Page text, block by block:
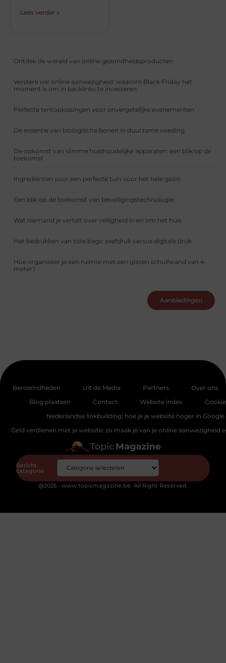
Lees verder »
Ontdek de wereld van online gezondheidsproducten
Versterk uw online aanwezigheid: waarom Black Friday hét
moment is om in backlinks te investeren
Perfecte tentoplossingen voor onvergetelijke evenementen
De essentie van biologische bonen in duurzame voeding
De opkomst van slimme huishoudelijke apparaten: een blik op de
toekomst
Ingrediënten voor een perfecte tuin voor het hele gezin
Een blik op de toekomst van beveiligingstechnologie
Wat niemand je vertelt over veiligheid in en om het huis
Het bedrukken van tote bags: zeefdruk versus digitale druk
Hoe organiseer je een ruimte met een glazen schuifwand van 4
meter?
Aanbiedingen
Beroemdheden Uit de Media Partners
Over ons
Blog plaatsen
Contact Website index
Nederlandse linkbuilding: hoe je je website hoger in
Geld verdienen met je website: zo maak je van je online aanwezigheid
Bericht
categorie
@2025 - www.topicmagazine.be. All Right Reserved.